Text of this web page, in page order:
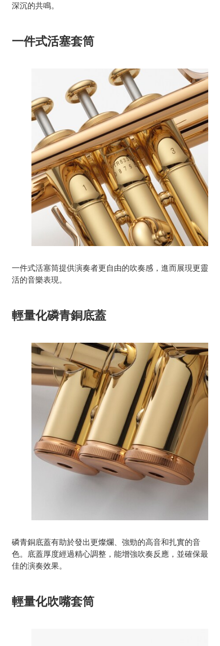
深沉的共鳴。
一件式活塞套筒
一件式活塞筒提供演奏者更自由的吹奏感，進而展現更靈
活的音樂表現。
輕量化磷青銅底蓋
磷青銅底蓋有助於發出更燦爛、強勁的高音和扎實的音
色。底蓋厚度經過精心調整，能增強吹奏反應，並確保最
佳的演奏效果。
輕量化吹嘴套筒